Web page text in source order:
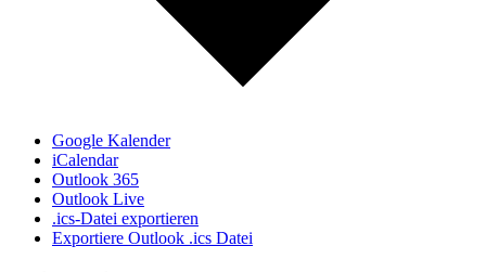
Google Kalender
iCalendar
Outlook 365
Outlook Live
.ics-Datei exportieren
Exportiere Outlook .ics Datei